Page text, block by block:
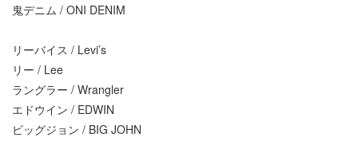
鬼デニム / ONI DENIM
リーバイス / Levi’s
リー / Lee
ラングラー / Wrangler
エドウイン / EDWIN
ビッグジョン / BIG JOHN